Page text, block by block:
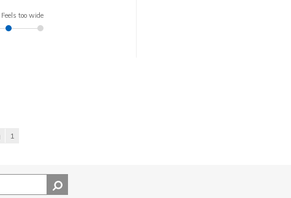
Feels too wide
1